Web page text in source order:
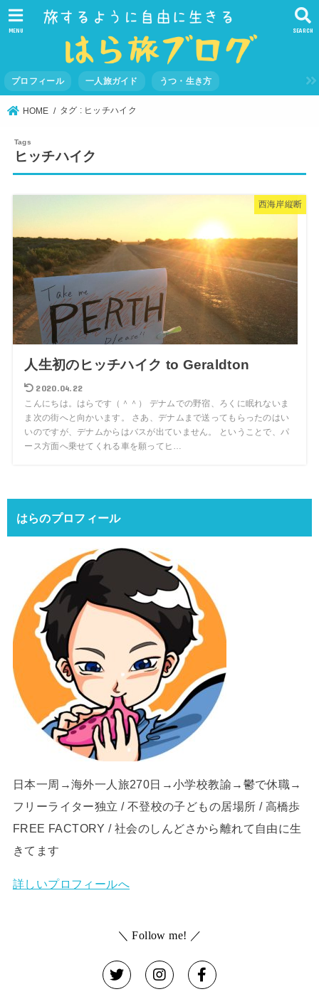
SEARCH
MENU
プロフィール 一人旅ガイド うつ・生き方
HOME タグ : ヒッチハイク
ヒッチハイク
西海岸縦断
人生初のヒッチハイク to Geraldton
2020.04.22
こんにちは。はらです（＾＾） デナムでの野宿、ろくに眠れないま
ま次の街へと向かいます。 さあ、デナムまで送ってもらったのはい
いのですが、デナムからはバスが出ていません。 ということで、パ
ース方面へ乗せてくれる車を願ってヒ…
はらのプロフィール
日本一周→海外一人旅270日→小学校教諭→鬱で休職→
フリーライター独立 / 不登校の子どもの居場所 / 高橋歩
FREE FACTORY / 社会のしんどさから離れて自由に生
きてます
詳しいプロフィールへ
＼ Follow me! ／